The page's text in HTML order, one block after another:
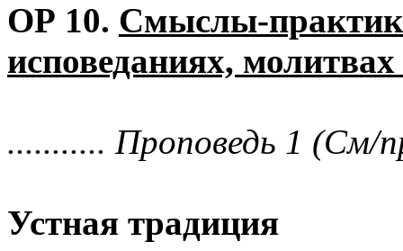
ОР 10. Смыслы-практик
исповеданиях,
........... Проповедь 1 (См/
Устная традиция